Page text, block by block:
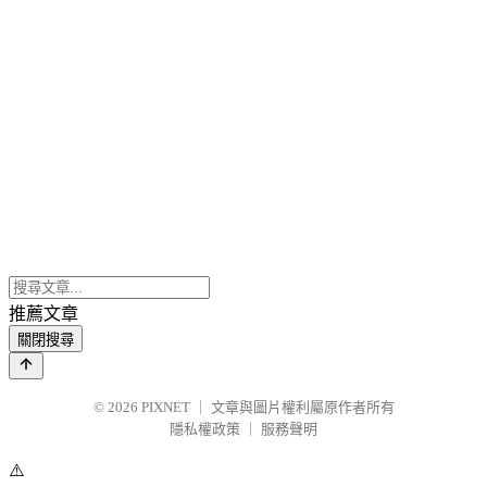
推薦文章
關閉搜尋
© 2026 PIXNET
文章與圖片權利屬原作者所有
隱私權政策
服務聲明
⚠️